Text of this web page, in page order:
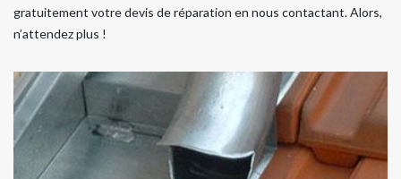
gratuitement votre devis de réparation en nous contactant. Alors,
n’attendez plus !